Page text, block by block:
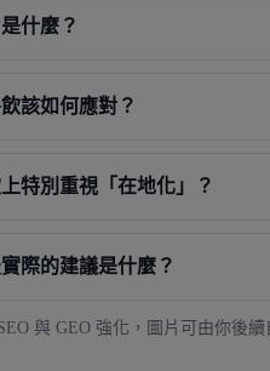
什麼？
該如何應對？
特別重視「在地化」？
際的建議是什麼？
與 GEO 強化，圖片可由你後續